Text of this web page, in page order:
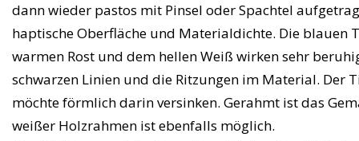
dann wieder pastos mit Pinsel oder Spachtel
haptische Oberfläche und Materialdichte. Die blauen
warmen Rost und dem hellen Weiß wirken sehr
schwarzen Linien und die Ritzungen im Material. Der
möchte förmlich darin versinken. Gerahmt ist das
weißer Holzrahmen ist ebenfalls möglich.